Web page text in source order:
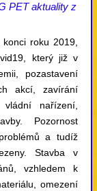
PET aktuality z
roku 2019,
který již v
pozastavení
akcí, zavírání
nařízení,
Pozornost
a tudíž
Stavba v
vzhledem k
omezení